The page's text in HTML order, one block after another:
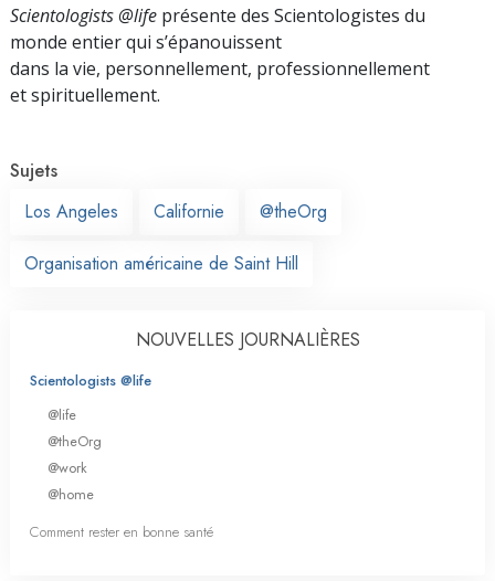
Scientologists @life présente des Scientologistes du
monde entier qui s’épanouissent
dans la vie, personnellement, professionnellement
et spirituellement.
Sujets
Los Angeles
Californie @theOrg
Organisation américaine de Saint Hill
NOUVELLES JOURNALIÈRES
Scientologists @life
@life
@theOrg
@work
@home
Comment rester en bonne santé